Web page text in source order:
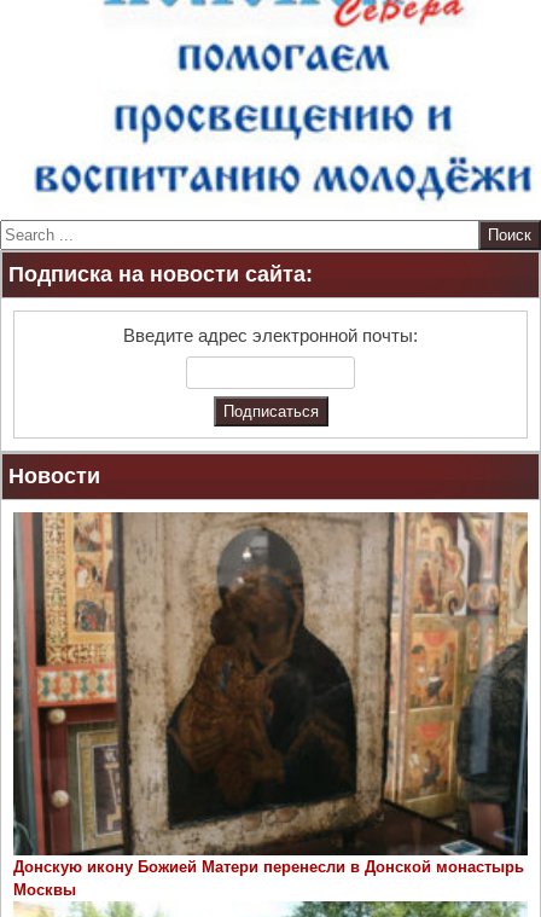
S
e
r
Подписка на новости сайта:
Введите адрес электронной почты:
Новости
Донскую икону Божией Матери перенесли в Донской монастырь
Москвы